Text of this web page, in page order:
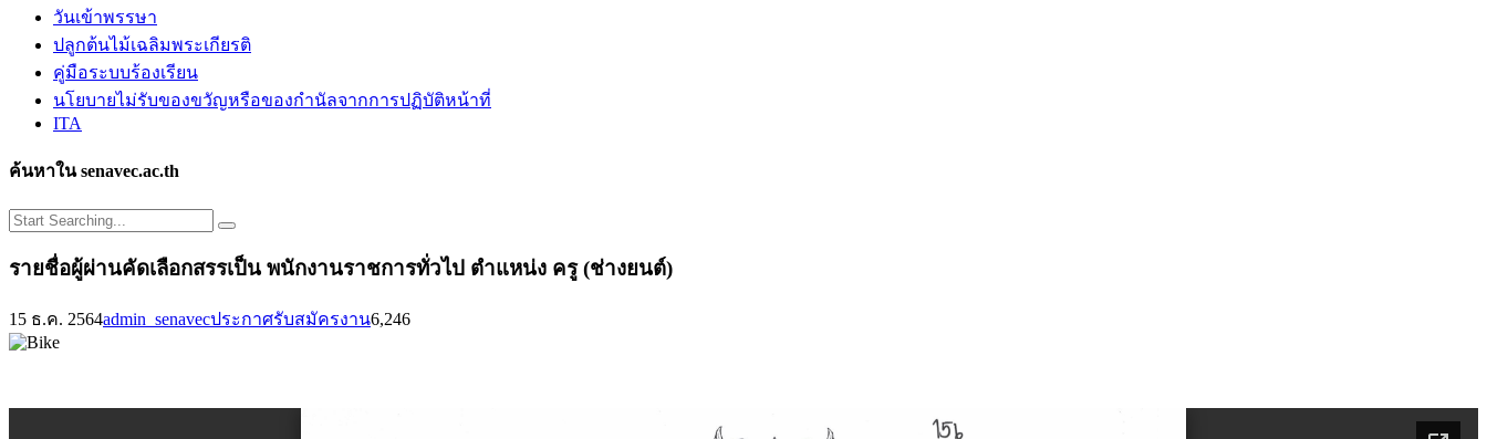
วันเข้าพรรษา
ปลูกต้นไม้เฉลิมพระเกียรติ
คู่มือระบบร้องเรียน
นโยบายไม่รับของขวัญหรือของกำนัลจากการปฏิบัติหน้าที่
ITA
ค้นหาใน senavec.ac.th
รายชื่อผู้ผ่านคัดเลือกสรรเป็น พนักงานราชการทั่วไป ตำแหน่ง ครู (ช่างยนต์)
15 ธ.ค. 2564admin_senavecประกาศรับสมัครงาน6,246